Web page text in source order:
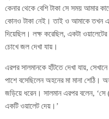
কেনার থেকে বেশি টাকা সে সময় আমার
কোনও টাকা নেই। তাই ও আমাকে তখন
দিয়েছিল। লক্ষ করেছিল, একটা
চোখে জল দেখা যায়।
এরপর সালমানকে হাঁটতে দেখা যায়,
পাশে বসেছিলেন অহনের মা মানা শেঠি।
জড়িয়ে ধরেন। সালমান এরপর বলেন, ‘সে
একটি ওয়ালেট দেয়।’